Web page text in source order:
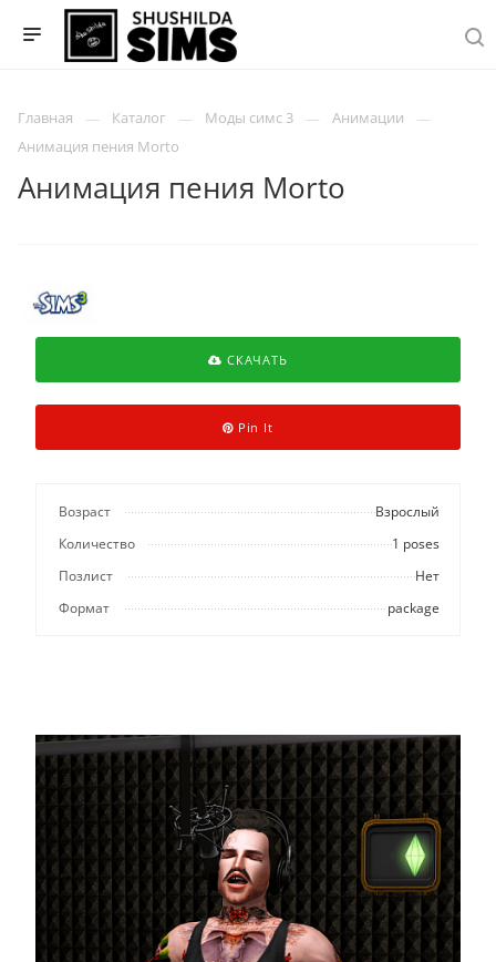
Главная Каталог Моды симс 3
Анимации
Анимация пения Morto
Анимация пения Morto
СКАЧАТЬ
Pin It
Возраст
Взрослый
Количество
1 poses
Позлист
Нет
Формат
package